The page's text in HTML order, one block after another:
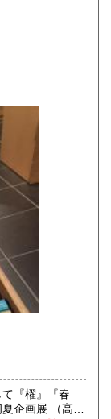
また電話、ハ
ません。ご了
『櫂』『春
展 （高知